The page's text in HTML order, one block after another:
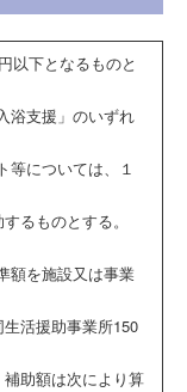
以下となるものと
浴支援」のいずれ
等については、１
るものとする。
額を施設又は事業
活援助事業所150
助額は次により算